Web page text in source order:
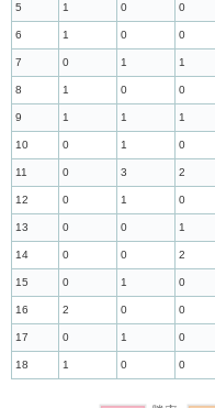
5 1 0 0
6 1 0 0
7 0 1 1
8 1 0 0
9 1 1 1
10 0 1 0
11 0 3 2
12 0 1 0
13 0 0 1
14 0 0 2
15 0 1 0
16 2 0 0
17 0 1 0
18 1 0 0